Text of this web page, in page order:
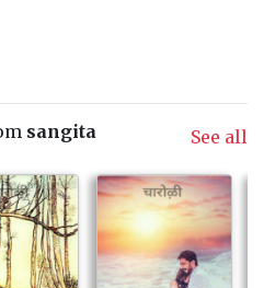
sangita
See all